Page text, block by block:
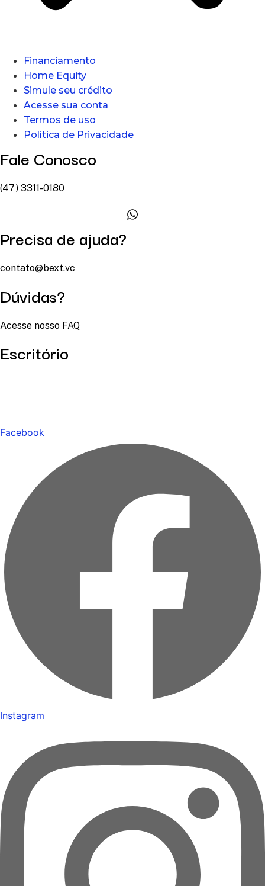
Financiamento
Home Equity
Simule seu crédito
Acesse sua conta
Termos de uso
Política de Privacidade
Fale Conosco
(47) 3311-0180
Precisa de ajuda?
contato@bext.vc
Dúvidas?
Acesse nosso FAQ
Escritório
Facebook
Instagram